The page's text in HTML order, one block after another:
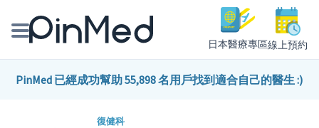
日本醫療專區線上預約
線上預約醫師、院所
PinMed 已經成功幫助 55,898 名用戶找到適合自己的醫生 :)
復健科